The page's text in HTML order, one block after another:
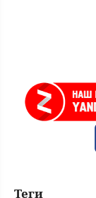
Теги